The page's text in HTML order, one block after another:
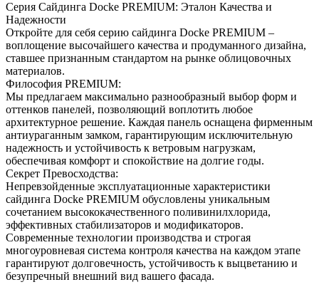
Серия Сайдинга Docke PREMIUM: Эталон Качества и
Надежности
Откройте для себя серию сайдинга Docke PREMIUM –
воплощение высочайшего качества и продуманного дизайна,
ставшее признанным стандартом на рынке облицовочных
материалов.
Философия PREMIUM:
Мы предлагаем максимально разнообразный выбор форм и
оттенков панелей, позволяющий воплотить любое
архитектурное решение. Каждая панель оснащена фирменным
антиураганным замком, гарантирующим исключительную
надежность и устойчивость к ветровым нагрузкам,
обеспечивая комфорт и спокойствие на долгие годы.
Секрет Превосходства:
Непревзойденные эксплуатационные характеристики
сайдинга Docke PREMIUM обусловлены уникальным
сочетанием высококачественного поливинилхлорида,
эффективных стабилизаторов и модификаторов.
Современные технологии производства и строгая
многоуровневая система контроля качества на каждом этапе
гарантируют долговечность, устойчивость к выцветанию и
безупречный внешний вид вашего фасада.